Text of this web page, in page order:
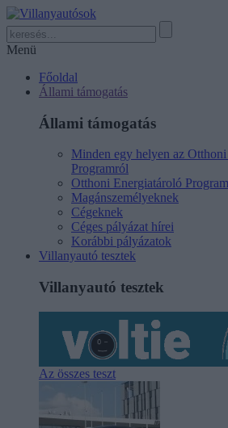
Menü
Főoldal
Állami támogatás
Állami támogatás
Minden egy helyen az
Programról
Otthoni Energiatároló Program
Magánszemélyeknek
Cégeknek
Céges pályázat hírei
Korábbi pályázatok
Villanyautó tesztek
Villanyautó tesztek
Az összes teszt